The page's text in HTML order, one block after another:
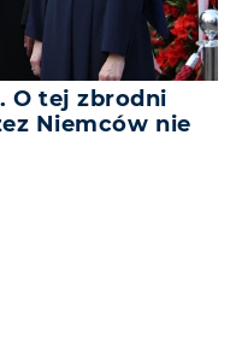
O tej zbrodni
Niemców nie